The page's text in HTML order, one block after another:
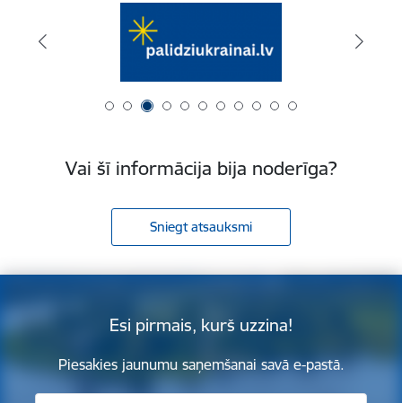
Vai šī informācija bija noderīga?
Sniegt atsauksmi
Esi pirmais, kurš uzzina!
Piesakies jaunumu saņemšanai savā e-pastā.